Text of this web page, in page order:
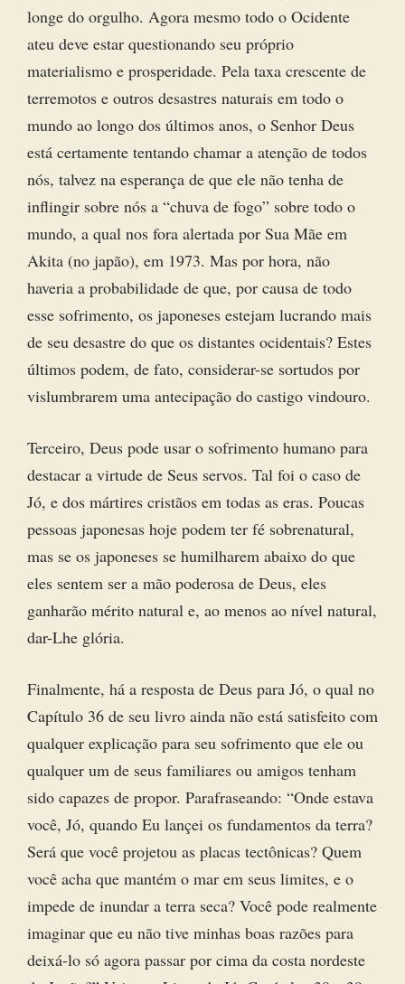
longe do orgulho. Agora mesmo todo o Ocidente
ateu deve estar questionando seu próprio
materialismo e prosperidade. Pela taxa crescente de
terremotos e outros desastres naturais em todo o
mundo ao longo dos últimos anos, o Senhor Deus
está certamente tentando chamar a atenção de todos
nós, talvez na esperança de que ele não tenha de
inflingir sobre nós a “chuva de fogo” sobre todo o
mundo, a qual nos fora alertada por Sua Mãe em
Akita (no japão), em 1973. Mas por hora, não
haveria a probabilidade de que, por causa de todo
esse sofrimento, os japoneses estejam lucrando mais
de seu desastre do que os distantes ocidentais? Estes
últimos podem, de fato, considerar-se sortudos por
vislumbrarem uma antecipação do castigo vindouro.
Terceiro, Deus pode usar o sofrimento humano para
destacar a virtude de Seus servos. Tal foi o caso de
Jó, e dos mártires cristãos em todas as eras. Poucas
pessoas japonesas hoje podem ter fé sobrenatural,
mas se os japoneses se humilharem abaixo do que
eles sentem ser a mão poderosa de Deus, eles
ganharão mérito natural e, ao menos ao nível natural,
dar-Lhe glória.
Finalmente, há a resposta de Deus para Jó, o qual no
Capítulo 36 de seu livro ainda não está satisfeito com
qualquer explicação para seu sofrimento que ele ou
qualquer um de seus familiares ou amigos tenham
sido capazes de propor. Parafraseando: “Onde estava
você, Jó, quando Eu lançei os fundamentos da terra?
Será que você projetou as placas tectônicas? Quem
você acha que mantém o mar em seus limites, e o
impede de inundar a terra seca? Você pode realmente
imaginar que eu não tive minhas boas razões para
deixá-lo só agora passar por cima da costa nordeste